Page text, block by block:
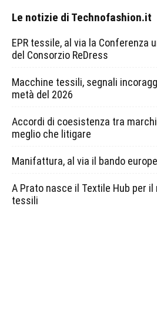
Le notizie di Technofashion.it
EPR tessile, al via la Conferenza
del Consorzio ReDress
Macchine tessili, segnali
metà del 2026
Accordi di coesistenza tra
meglio che litigare
Manifattura, al via il bando
A Prato nasce il Textile Hub per
tessili